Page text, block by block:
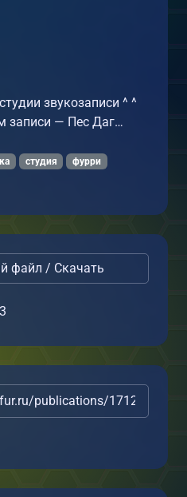
звукозаписи ^ ^
записи — Пес Даг…
студия
фурри
файл / Скачать
publications/17123/